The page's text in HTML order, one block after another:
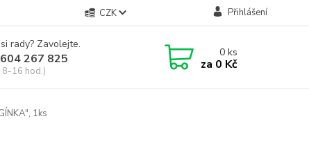
CZK Přihlášení
rady? Zavolejte.
267 825
8-16 hod.)
0ks
za 0 Kč
1ks